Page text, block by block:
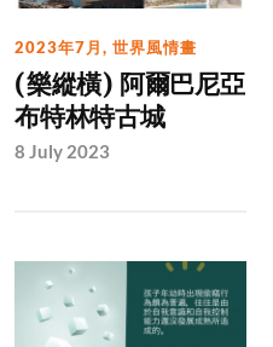
2023年7月,世界風情畫
(樂縱橫) 阿爾巴尼亞
布特林特古城
8 July 2023